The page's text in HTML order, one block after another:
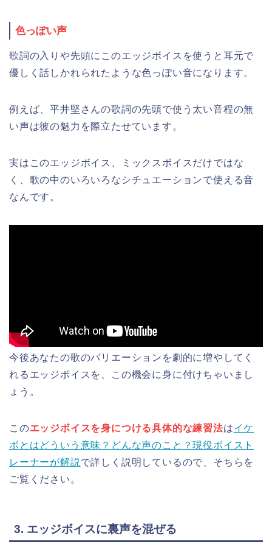
色っぽい声
歌詞の入りや先頭にこのエッジボイスを使うと耳元で
優しく話しかれられたような色っぽい音になります。
例えば、平井堅さんの歌詞の先頭で使う太い音程の無
い声は彼の魅力を際立たせています。
実はこのエッジボイス、ミックスボイスだけではな
く、歌の中のいろいろなシチュエーションで使える音
なんです。
今後あなたの歌のバリエーションを劇的に増やしてく
れるエッジボイスを、この機会に身に付けちゃいまし
ょう。
このエッジボイスを身につける具体的な練習法はイケ
ボとはどういう意味？どんな声のこと？現役ボイスト
レーナーが解説 で詳しく説明しているので、そちらを
ご覧ください。
3. エッジボイスに裏声を混ぜる